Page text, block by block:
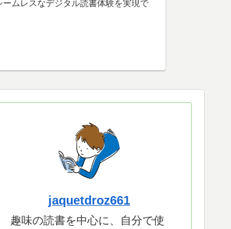
ムレスなデジタル読書体験を実現で
jaquetdroz661
趣味の読書を中心に、自分で使